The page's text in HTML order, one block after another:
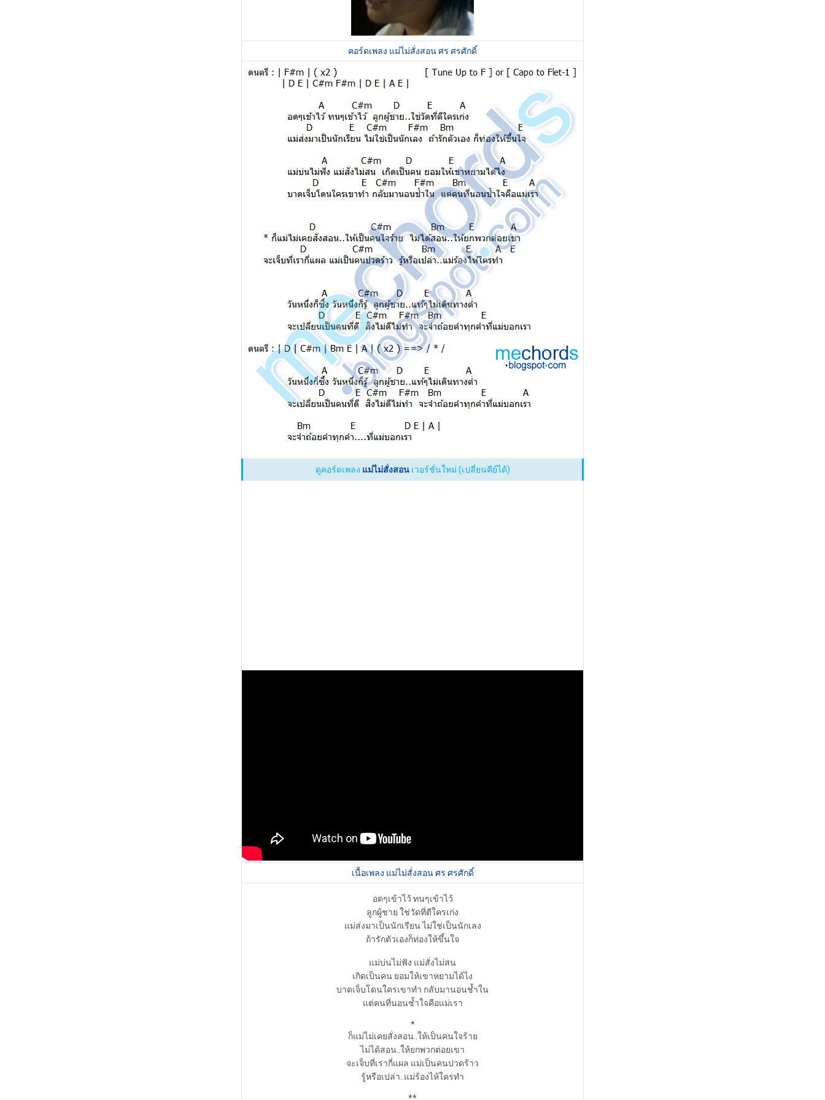
คอร์ดเพลง แม่ไม่สั่งสอน ศร ศรศักดิ์
ดูคอร์ดเพลง แม่ไม่สั่งสอนเวอร์ชั่นใหม่ (เปลี่ยนคีย์ได้)
เนื้อเพลง แม่ไม่สั่งสอน ศร ศรศักดิ์
อดๆเข้าไว้ ทนๆเข้าไว้
แม่ส่งมาเป็นนักเรียน ไม่ใช่เป็นนักเลง
ถ้ารักตัวเองก็ท่องให้ขึ้นใจ
แม่บ่นไม่ฟัง แม่สั่งไม่สน
เกิดเป็นคน ยอมให้เขาหยามได้ไง
บาดเจ็บโดนใครเขาทำ กลับมานอนช้ำใน
แต่คนที่นอนช้ำใจคือแม่เรา
*
ก็แม่ไม่เคยสั่งสอน..ให้เป็นคนใจร้าย
ไม่ได้สอน..ให้ยกพวกต่อยเขา
จะเจ็บที่เรากี่แผล แม่เป็นคนปวดร้าว
รู้หรือเปล่า.. แม่ร้องไห้ใครทำ